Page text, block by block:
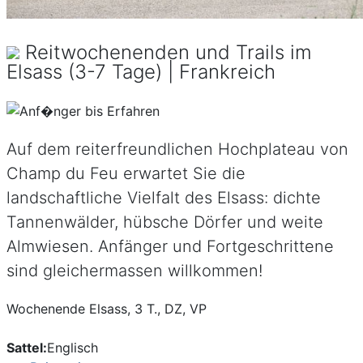
Blancs. Geniessen Sie die frische Alpenluft
Reitwochenenden und Trails im
Elsass (3-7 Tage) | Frankreich
Auf dem reiterfreundlichen Hochplateau von
Champ du Feu erwartet Sie die
landschaftliche Vielfalt des Elsass: dichte
Tannenwälder, hübsche Dörfer und weite
Almwiesen. Anfänger und Fortgeschrittene
sind gleichermassen willkommen!
Wochenende Elsass, 3 T., DZ, VP
Sattel:Englisch